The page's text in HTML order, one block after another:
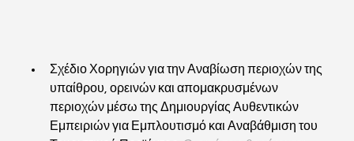
Σχέδιο Χορηγιών για την Αναβίωση περιοχών της
υπαίθρου, ορεινών και απομακρυσμένων
περιοχών μέσω της Δημιουργίας Αυθεντικών
Εμπειριών για Εμπλουτισμό και Αναβάθμιση του